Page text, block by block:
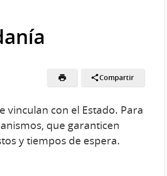
Compartir
vinculan con el Estado. Para
que garanticen
y tiempos de espera.